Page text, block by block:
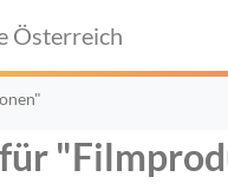
Österreich
für